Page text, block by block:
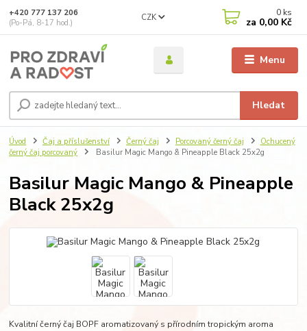
Menu
CZK
Hledat
+420 777 137 206
(Po-Pá, 8-17 hod.)
0 ks
za 0,00 Kč
Úvod Čaj a příslušenství Černý čaj Porcovaný černý čaj
Ochucený
černý čaj porcovaný
Basilur Magic Mango & Pineapple Black 25x2g
Basilur Magic Mango & Pineapple
Black 25x2g
Kvalitní černý čaj BOPF aromatizovaný s přírodním tropickým aroma